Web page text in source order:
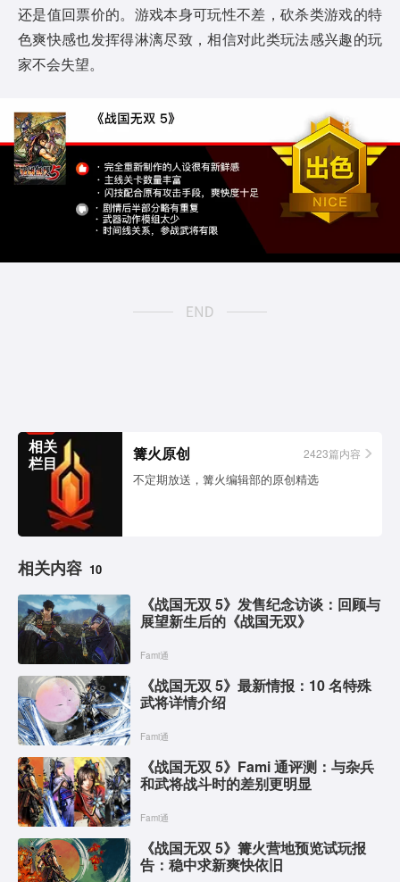
还是值回票价的。游戏本身可玩性不差，砍杀类游戏的特
色爽快感也发挥得淋漓尽致，相信对此类玩法感兴趣的玩
家不会失望。
相关
栏目
篝火原创 2423篇内容
不定期放送，篝火编辑部的原创精选
相关内容 10
《战国无双 5》发售纪念访谈：回顾与
展望新生后的《战国无双》
Fami通
《战国无双 5》最新情报：10 名特殊
武将详情介绍
Fami通
《战国无双 5》Fami 通评测：与杂兵
和武将战斗时的差别更明显
Fami通
《战国无双 5》篝火营地预览试玩报
告：稳中求新爽快依旧